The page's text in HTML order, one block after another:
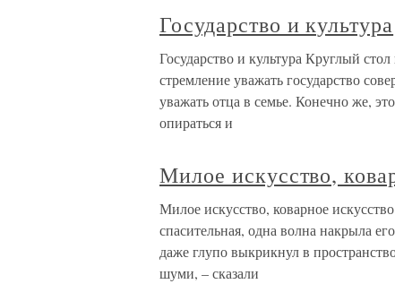
Государство и культура
Государство и культура Круглый
стремление уважать государство
уважать отца в семье. Конечно же,
опираться и
Милое искусство,
Милое искусство, коварное
спасительная, одна волна накрыла
даже глупо выкрикнул в
шуми, – сказали